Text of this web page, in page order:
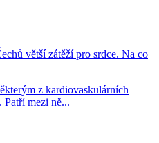
větší zátěží pro srdce. Na co
z kardiovaskulárních
Patří mezi ně...